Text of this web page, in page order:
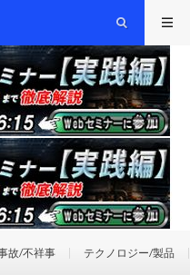
故/不祥事 テクノロジー/製品